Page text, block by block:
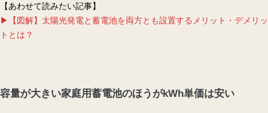
【あわせて読みたい記事】
▶【図解】太陽光発電と蓄電池を両方とも設置するメリット・デメリッ
トとは？
容量が大きい家庭用蓄電池のほうがkWh単価は安い